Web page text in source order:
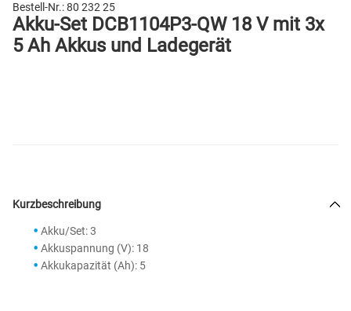
Bestell-Nr.:80 232 25
Akku-Set DCB1104P3-QW 18 V mit 3x
5 Ah Akkus und Ladegerät
Kurzbeschreibung
Akku/Set: 3
Akkuspannung (V): 18
Akkukapazität (Ah): 5